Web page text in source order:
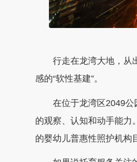
行走在龙湾大地，从出
感的“软性基建”。
在位于龙湾区2049公
的观察、认知和动手能力
的婴幼儿普惠性照护机构